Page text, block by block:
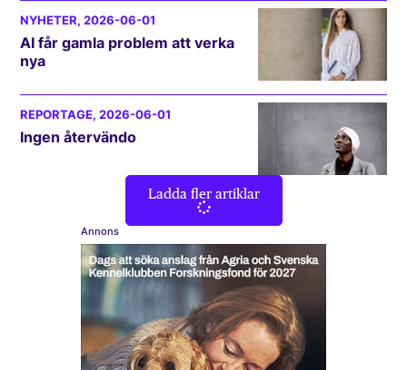
NYHETER, 2026-06-01
AI får gamla problem att verka
nya
REPORTAGE, 2026-06-01
Ingen återvändo
Ladda fler artiklar
Annons